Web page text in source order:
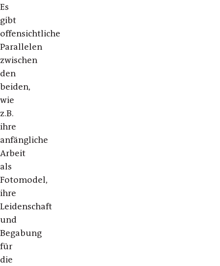
Es
gibt
offensichtliche
Parallelen
zwischen
den
beiden,
wie
z.B.
ihre
anfängliche
Arbeit
als
Fotomodel,
ihre
Leidenschaft
und
Begabung
für
die